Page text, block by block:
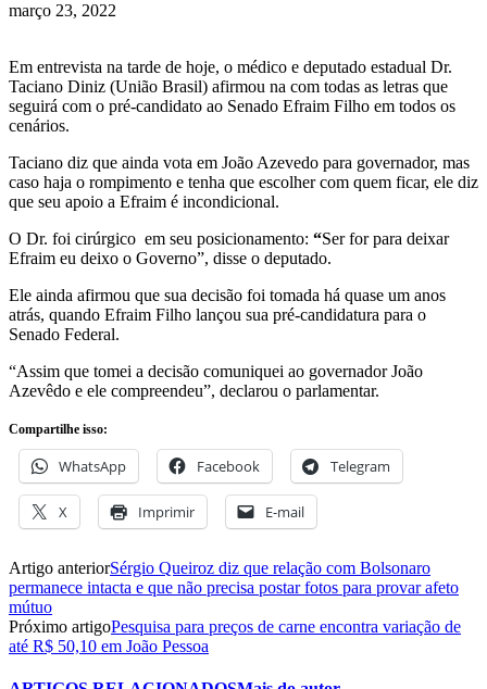
março 23, 2022
Em entrevista na tarde de hoje, o médico e deputado estadual Dr.
Taciano Diniz (União Brasil) afirmou na com todas as letras que
seguirá com o pré-candidato ao Senado Efraim Filho em todos os
cenários.
Taciano diz que ainda vota em João Azevedo para governador, mas
caso haja o rompimento e tenha que escolher com quem ficar, ele diz
que seu apoio a Efraim é incondicional.
O Dr. foi cirúrgico em seu posicionamento: “Ser for para deixar
Efraim eu deixo o Governo”, disse o deputado.
Ele ainda afirmou que sua decisão foi tomada há quase um anos
atrás, quando Efraim Filho lançou sua pré-candidatura para o
Senado Federal.
“Assim que tomei a decisão comuniquei ao governador João
Azevêdo e ele compreendeu”, declarou o parlamentar.
Compartilhe isso:
WhatsApp Facebook Telegram
X Imprimir E-mail
Artigo anteriorSérgio Queiroz diz que relação com Bolsonaro
permanece intacta e que não precisa postar fotos para provar afeto
mútuo
Próximo artigoPesquisa para preços de carne encontra variação de
até R$ 50,10 em João Pessoa